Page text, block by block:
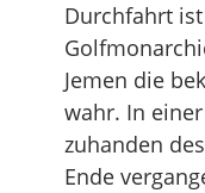
Durchfahrt
Jemen die
wahr. In
zuhanden
Ende